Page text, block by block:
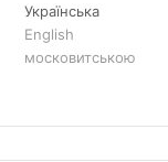
Українська
English
московитською